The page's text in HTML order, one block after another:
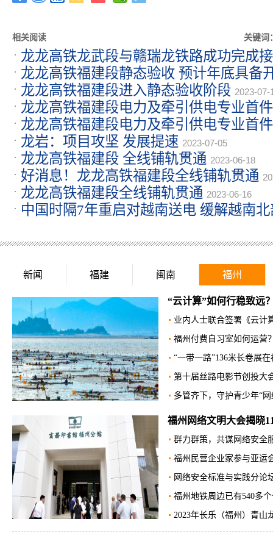
相关阅读 关键词
龙龙高铁龙武段与赣瑞龙铁路成功完成
龙龙高铁福建段静态验收 预计年底具备
16 龙龙高铁福建段进入静态验收阶段 2023-07-
龙龙高铁福建段电力及牵引供电专业首
07-10
龙龙高铁福建段电力及牵引供电专业首
07-10
龙岩：项目攻坚 发展提速 2023-07-05
龙龙高铁福建段 全线铺轨贯通 2023-06-18
好消息！龙龙高铁福建段全线铺轨贯通
龙龙高铁福建段全线铺轨贯通 2023-06-16
中国时隔7年重启对越南送电 缓解越南
新闻 福建 闽南 福州
“云计算”如何行稳致远
业内人士联合签署《云计
福州付费自习室如何运营
“一带一路”136米长卷展
第十届丝路电影节创投大
多管齐下，守护青少年“网
福州网络文明大会揭晓
群力群策，共谋网络安全
福州民营企业家参与亚运
网络安全标准与实践分论
福州地铁周边已有540多
2023年长乐（福州）青山